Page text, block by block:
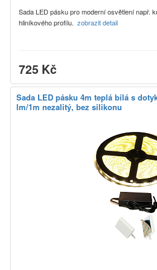
Sada LED pásku pro moderní osvětlení např.
hliníkového profilu. zobrazit detail
725 Kč
Sada LED pásku 4m teplá bílá s
lm/1m nezalitý, bez silikonu